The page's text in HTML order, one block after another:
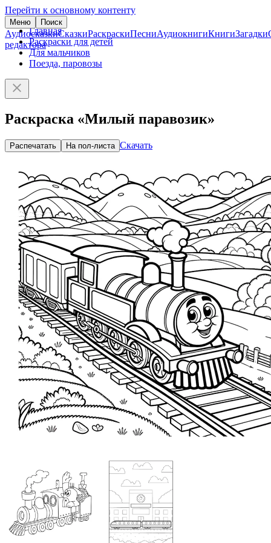
Перейти к основному контенту
Меню Поиск
АудиосказкиСказкиРаскраскиПесниАудиокнигиКнигиЗагадки
редактора
Главная
Раскраски для детей
Для мальчиков
Поезда, паровозы
Раскраска «Милый паравозик»
Распечатать На пол-листа Скачать